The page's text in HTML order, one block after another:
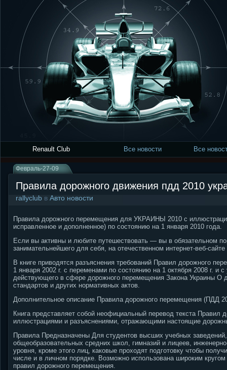
Renault Club Все новости Все
Февраль-27-09
Правила дорожного движения пдд 2010
rallyclub в Авто новости
Правила дорожного перемещения для УКРАИНЫ 2010 с
исправленное и дополненное) по состоянию на 1 января 2010 года.
Если вы активны и любите путешествовать — вы в обязательном
занимательнейшего для себя, на отечественном интернет-веб-сайте
В книге приводятся разъяснения требований Правил дорожного
1 января 2002 г. с переменами по состоянию на 1 октября 2008 г.
действующего в сфере дорожного перемещения Закона Украины О
стандартов и других нормативных актов.
Дополнительное описание Правила дорожного перемещения (ПДД
Книга представляет собой неофициальный перевод текста
иллюстрациями и разъяснениями, отражающими настоящие
Правила Предназначены Для студентов высших учебных
общеобразовательных средних школ, гимназий и лицеев,
уровня, кроме этого лиц, каковые проходят подготовку чтобы
числе и в личном порядке. Возможно использована широким
правил дорожного перемещения.